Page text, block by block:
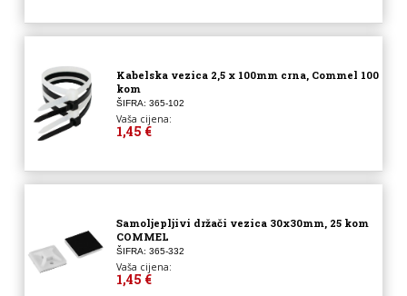
Kabelska vezica 2,5 x 100mm crna, Commel 100
kom
ŠIFRA: 365-102
Vaša cijena:
1,45 €
Samoljepljivi držači vezica 30x30mm, 25 kom
COMMEL
ŠIFRA: 365-332
Vaša cijena:
1,45 €